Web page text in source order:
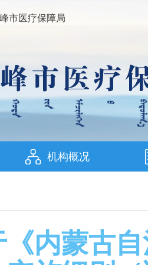
市医疗保障局
机构概况
《内蒙古